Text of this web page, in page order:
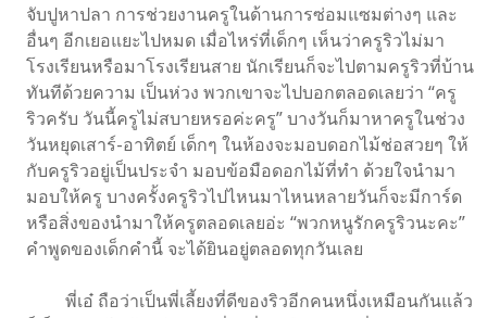
จับปูหาปลา การช่วยงานครูในด้านการซ่อมแซมต่างๆ และ
อื่นๆ อีกเยอแยะไปหมด เมื่อไหร่ที่เด็กๆ เห็นว่าครูริวไม่มา
โรงเรียนหรือมาโรงเรียนสาย นักเรียนก็จะไปตามครูริวที่บ้าน
ทันทีด้วยความ เป็นห่วง พวกเขาจะไปบอกตลอดเลยว่า “ครู
ริวครับ วันนี้ครูไม่สบายหรอค่ะครู” บางวันก็มาหาครูในช่วง
วันหยุดเสาร์-อาทิตย์ เด็กๆ ในห้องจะมอบดอกไม้ช่อสวยๆ ให้
กับครูริวอยู่เป็นประจํา มอบข้อมือดอกไม้ที่ทํา ด้วยใจนํามา
มอบให้ครู บางครั้งครูริวไปไหนมาไหนหลายวันก็จะมีการ์ด
หรือสิ่งของนํามาให้ครูตลอดเลยอ่ะ “พวกหนูรักครูริวนะคะ”
คําพูดของเด็กคํานี้ จะได้ยินอยู่ตลอดทุกวันเลย
พี่เอ๋ ถือว่าเป็นพี่เลี้ยงที่ดีของริวอีกคนหนึ่งเหมือนกันแล้ว